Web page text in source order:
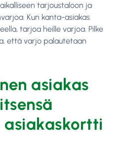
tarjoustaloon ja
Kun kanta-asiakas
tarjoa heille varjoa. Pilke
että varjo palautetaan
asiakas
asiakaskortti